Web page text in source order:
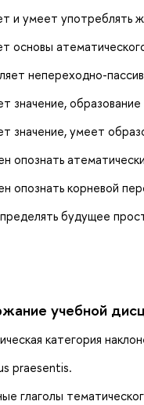
и умеет употреблять
основы
непереходно-
значение,
значение, умеет
опознать
опознать корневой
будущее
учебной
категория
praesentis.
глаголы